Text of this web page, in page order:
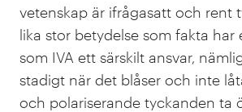
vetenskap är ifrågasatt och rent
lika stor betydelse som fakta har
som IVA ett särskilt ansvar,
stadigt när det blåser och inte
och polariserande tyckanden ta